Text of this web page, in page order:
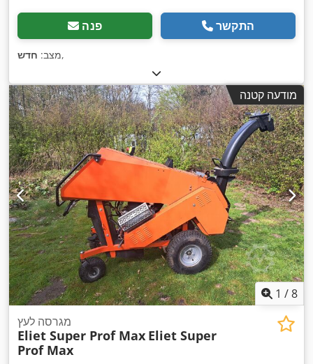
פנה התקשר
מצב: חדש ,
מודעה קטנה
1 /8
מגרסה לעץ
Eliet Super Prof Max Eliet Super
Prof Max